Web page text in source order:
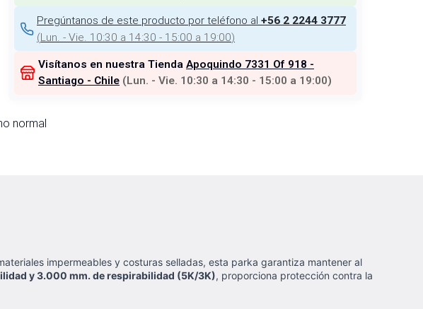
Pregúntanos de este producto por teléfono al +56 2 2244 3777
(Lun. - Vie. 10:30 a 14:30 - 15:00 a 19:00)
Visítanos en nuestra Tienda Apoquindo 7331 Of 918 -
Santiago - Chile (Lun. - Vie. 10:30 a 14:30 - 15:00 a 19:00)
normal
impermeables y costuras selladas, esta parka garantiza mantener al
y 3.000 mm. de respirabilidad (5K/3K), proporciona protección contra la